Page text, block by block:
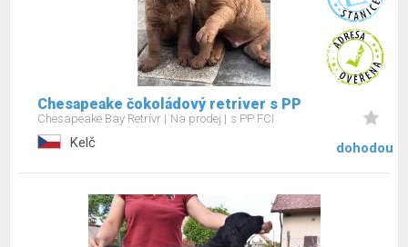
Chesapeake čokoládový retriver s PP
Chesapeake Bay Retrívr Na prodej s PP FCI
Kelč dohodou